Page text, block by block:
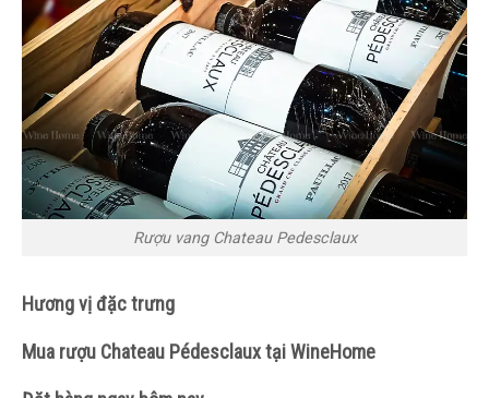
Rượu vang Chateau Pedesclaux
Hương vị đặc trưng
Mua rượu Chateau Pédesclaux tại WineHome